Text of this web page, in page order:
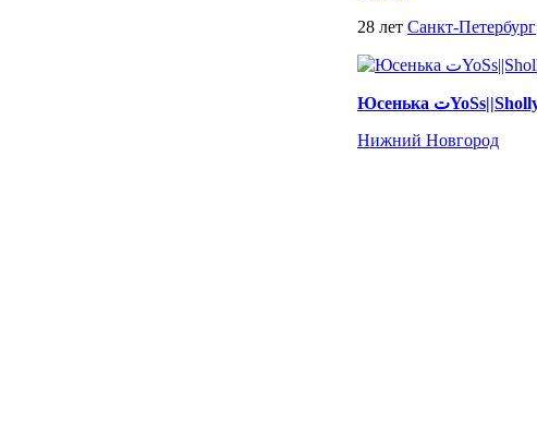
28 лет Санкт-Петербург
Нижний Новгород